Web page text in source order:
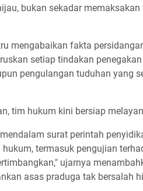
bukan sekadar
mengabaikan fakta
setiap tindakan
pengulangan tuduhan yang
tim hukum kini bersiap
surat perintah
termasuk pengujian
ujarnya
asas praduga tak bersalah